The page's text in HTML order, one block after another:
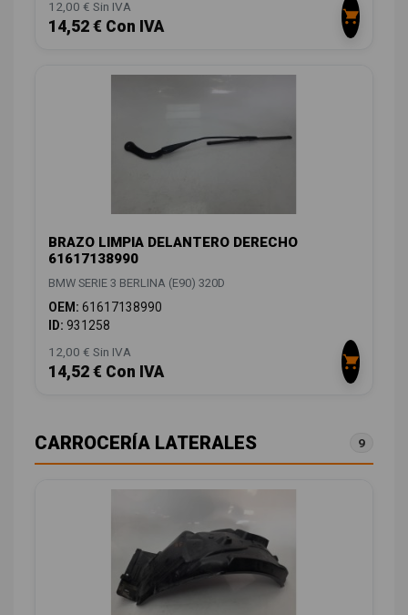
12,00 € Sin IVA
14,52 € Con IVA
BRAZO LIMPIA DELANTERO DERECHO
61617138990
BMW SERIE 3 BERLINA (E90) 320D
OEM: 61617138990
ID: 931258
12,00 € Sin IVA
14,52 € Con IVA
CARROCERÍA LATERALES 9